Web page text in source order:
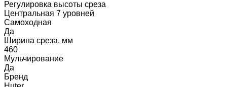
Регулировка высоты среза
Центральная 7 уровней
Самоходная
Да
Ширина среза, мм
460
Мульчирование
Да
Бренд